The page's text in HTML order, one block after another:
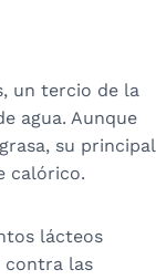
un tercio de la
agua. Aunque
su principal
calórico.
lácteos
contra las